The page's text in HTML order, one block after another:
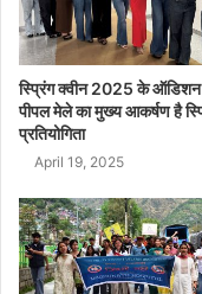
स्प्रिंग क्वीन 2025 के
पीपल मेले का मुख्य आकर्षण है
प्रतियोगिता
April 19, 2025